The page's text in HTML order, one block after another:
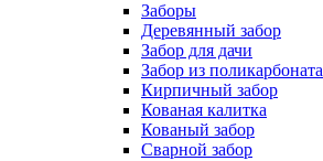
Заборы
Деревянный забор
Забор для дачи
Забор из поликарбоната
Кирпичный забор
Кованая калитка
Кованый забор
Сварной забор